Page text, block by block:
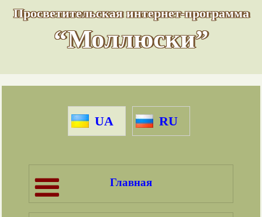
Просветительская интернет-программа
“Моллюски”
UA RU
Главная